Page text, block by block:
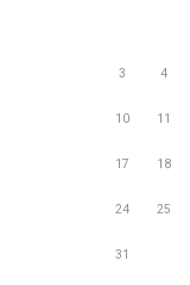
3 4
10 11
17 18
24 25
31